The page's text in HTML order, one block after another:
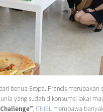
benua Eropa. Prancis merupakan
yang sudah dikonsumsi lokal
, CNIEL membawa